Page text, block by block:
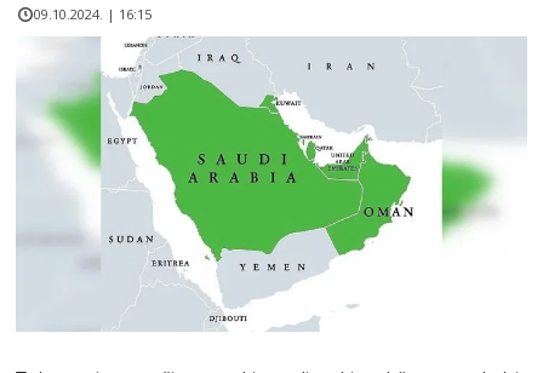
09.10.2024. | 16:15